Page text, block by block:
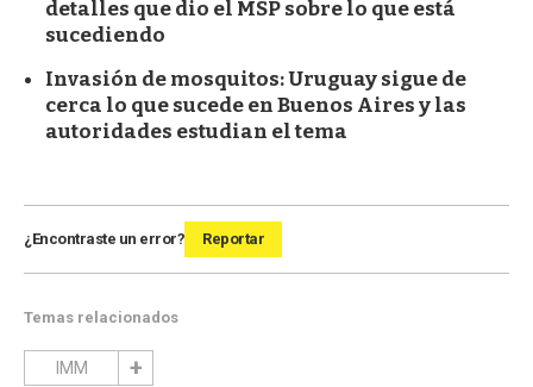
detalles que dio el MSP sobre lo que está
sucediendo
Invasión de mosquitos: Uruguay sigue de
cerca lo que sucede en Buenos Aires y las
autoridades estudian el tema
¿Encontraste un error? Reportar
Temas relacionados
IMM